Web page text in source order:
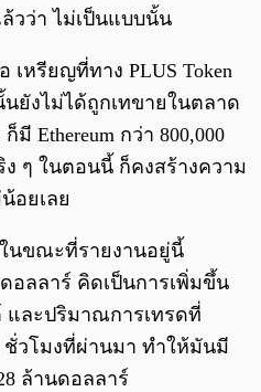
วว่า ไม่เป็นแบบนั้น
เหรียญที่ทาง PLUS Token
ยังไม่ได้ถูกเทขายในตลาด
มี Ethereum กว่า 800,000
ๆ ในตอนนี้ ก็คงสร้างความ
อยเลย
ในขณะที่รายงานอยู่นี้
อลลาร์ คิดเป็นการเพิ่มขึ้น
และปริมาณการเทรดที่
ชั่วโมงที่ผ่านมา ทำให้มันมี
ล้านดอลลาร์